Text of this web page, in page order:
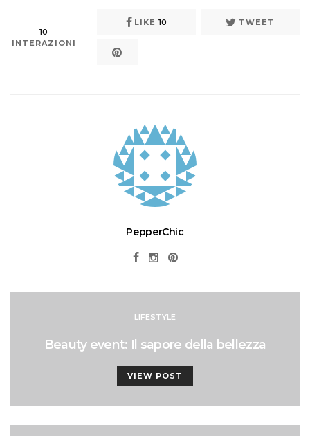
10
INTERAZIONI
LIKE 10 TWEET
PepperChic
LIFESTYLE
Beauty event: Il sapore della bellezza
VIEW POST